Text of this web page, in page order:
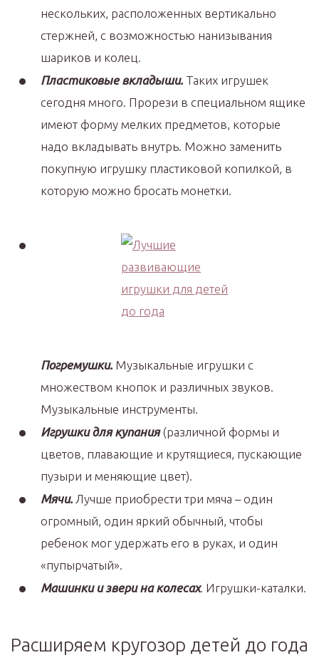
нескольких, расположенных вертикально
стержней, с возможностью нанизывания
шариков и колец.
Пластиковые вкладыши. Таких игрушек
сегодня много. Прорези в специальном ящике
имеют форму мелких предметов, которые
надо вкладывать внутрь. Можно заменить
покупную игрушку пластиковой копилкой, в
которую можно бросать монетки.
Погремушки. Музыкальные игрушки с
множеством кнопок и различных звуков.
Музыкальные инструменты.
Игрушки для купания(различной формы и
цветов, плавающие и крутящиеся, пускающие
пузыри и меняющие цвет).
Мячи. Лучше приобрести три мяча – один
огромный, один яркий обычный, чтобы
ребенок мог удержать его в руках, и один
«пупырчатый».
Машинки и звери на колесах. Игрушки-каталки.
Расширяем кругозор детей до года